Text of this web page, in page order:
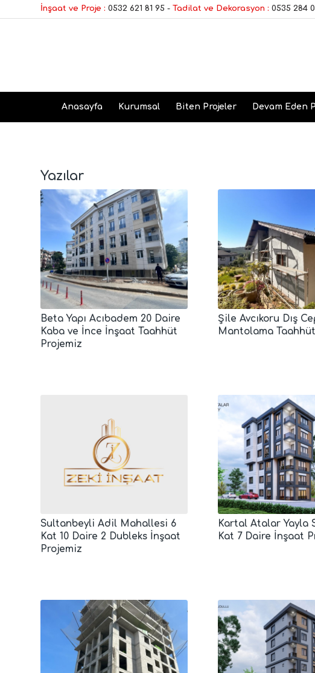
İnşaat ve Proje : 0532 621 81 95 - Tadilat ve Dekorasyon : 0535 284
Anasayfa Kurumsal Biten Projeler Devam Eden
Yazılar
Beta Yapı Acıbadem 20 Daire
Kaba ve İnce İnşaat Taahhüt
Projemiz
Şile Avcıkoru Dış
Mantolama
Sultanbeyli Adil Mahallesi 6
Kat 10 Daire 2 Dubleks İnşaat
Projemiz
Kartal Atalar Yayla
Kat 7 Daire İnşaat